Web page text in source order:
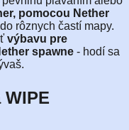
pomocou Nether
rôznych častí mapy.
výbavu pre
spawne - hodí sa